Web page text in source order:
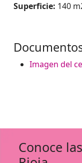
Superficie: 140
Imagen del
Conoce